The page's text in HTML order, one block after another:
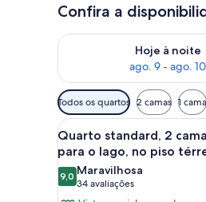
Confira a
Hoje à noite
ago. 9 - ago. 10
Verifica a disponibilidade
Filtros
disponíveis
para
os
quartos
Todos os quartos 2 camas 1 cama
Carrega
todas
as
fotos
9
Quarto standard, 2
para o lago, no piso
9,09,0 de 10
Maravilhosa
34 avaliações
(34